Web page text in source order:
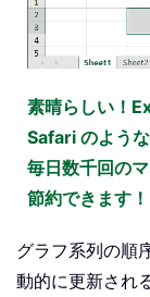
素晴らしい！
Safari のよう
毎日数千回の
節約できます！
グラフ系列の順
動的に更新され